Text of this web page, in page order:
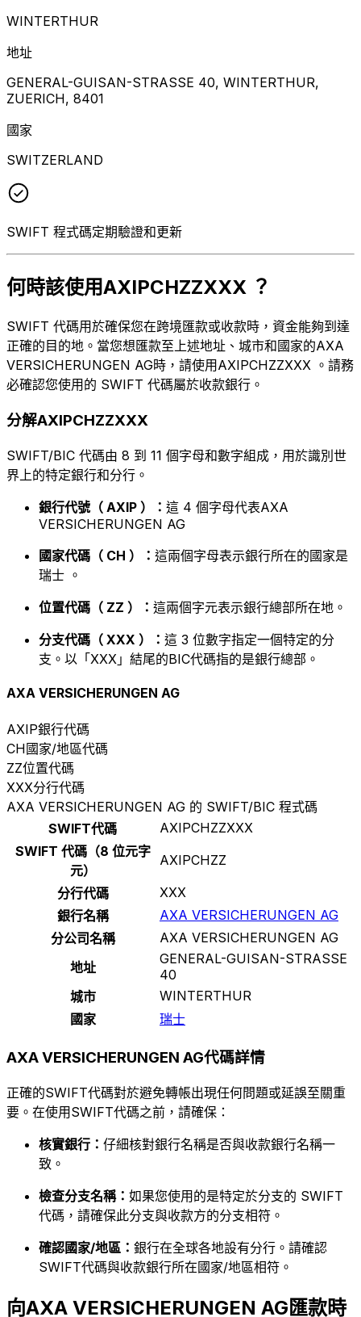
WINTERTHUR
地址
GENERAL-GUISAN-STRASSE 40, WINTERTHUR,
ZUERICH, 8401
國家
SWITZERLAND
SWIFT 程式碼定期驗證和更新
何時該使用AXIPCHZZXXX ？
SWIFT 代碼用於確保您在跨境匯款或收款時，資金能夠到達
正確的目的地。當您想匯款至上述地址、城市和國家的AXA
VERSICHERUNGEN AG時，請使用AXIPCHZZXXX 。請務
必確認您使用的 SWIFT 代碼屬於收款銀行。
分解AXIPCHZZXXX
SWIFT/BIC 代碼由 8 到 11 個字母和數字組成，用於識別世
界上的特定銀行和分行。
銀行代號（ AXIP ）： 這 4 個字母代表AXA
VERSICHERUNGEN AG
國家代碼（ CH ）： 這兩個字母表示銀行所在的國家是
瑞士 。
位置代碼（ ZZ ）： 這兩個字元表示銀行總部所在地。
分支代碼（ XXX ）： 這 3 位數字指定一個特定的分
支。以「XXX」結尾的BIC代碼指的是銀行總部。
AXA VERSICHERUNGEN AG
AXIP銀行代碼
CH國家/地區代碼
ZZ位置代碼
XXX分行代碼
AXA VERSICHERUNGEN AG 的 SWIFT/BIC 程式碼
SWIFT代碼
AXIPCHZZXXX
SWIFT 代碼（8 位元字
元）
AXIPCHZZ
分行代碼
XXX
銀行名稱
AXA VERSICHERUNGEN AG
分公司名稱
AXA VERSICHERUNGEN AG
地址
GENERAL-GUISAN-STRASSE
40
城市
WINTERTHUR
國家
瑞士
AXA VERSICHERUNGEN AG代碼詳情
正確的SWIFT代碼對於避免轉帳出現任何問題或延誤至關重
要。在使用SWIFT代碼之前，請確保：
核實銀行： 仔細核對銀行名稱是否與收款銀行名稱一
致。
檢查分支名稱： 如果您使用的是特定於分支的 SWIFT
代碼，請確保此分支與收款方的分支相符。
確認國家/地區： 銀行在全球各地設有分行。請確認
SWIFT代碼與收款銀行所在國家/地區相符。
向AXA VERSICHERUNGEN AG匯款時